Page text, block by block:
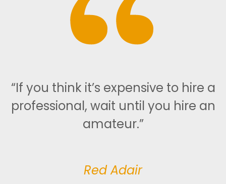
“If you think it’s expensive to hire a
professional, wait until you hire an
amateur.”
Red Adair